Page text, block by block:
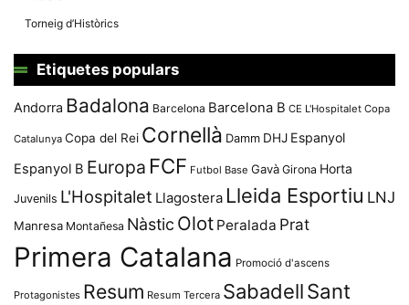
Torneig d’Històrics
Etiquetes populars
Andorra Badalona Barcelona Barcelona B CE L'Hospitalet Copa
Catalunya Copa del Rei Cornellà Damm DHJ Espanyol
Espanyol B Europa FCF Futbol Base Gavà Girona Horta
Juvenils L'Hospitalet Llagostera Lleida Esportiu LNJ
Manresa Montañesa Nàstic Olot Peralada Prat
Primera Catalana Promoció d'ascens
Protagonistes Resum Resum Tercera SabadellSant